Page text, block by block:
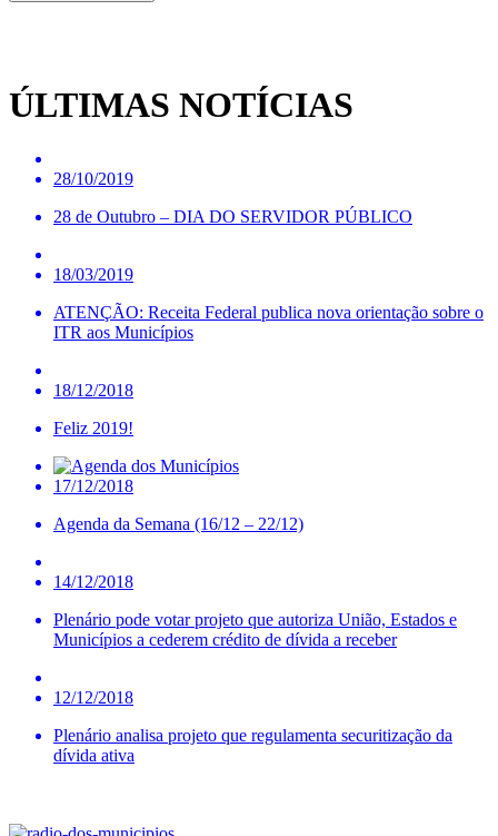
ÚLTIMAS NOTÍCIAS
28/10/2019
28 de Outubro – DIA DO SERVIDOR PÚBLICO
18/03/2019
ATENÇÃO: Receita Federal publica nova orientação sobre o
ITR aos Municípios
18/12/2018
Feliz 2019!
17/12/2018
Agenda da Semana (16/12 – 22/12)
14/12/2018
Plenário pode votar projeto que autoriza União, Estados e
Municípios a cederem crédito de dívida a receber
12/12/2018
Plenário analisa projeto que regulamenta securitização da
dívida ativa